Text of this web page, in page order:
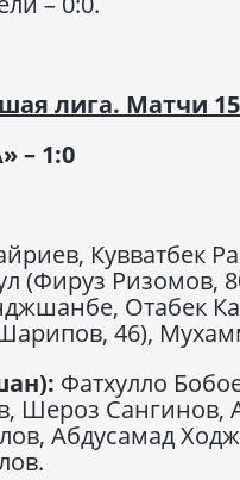
лига. Матчи
– 1:0
Кувватбек
(Фируз Ризомов,
Отабек
46),
Фатхулло
Шероз
Абдусамад